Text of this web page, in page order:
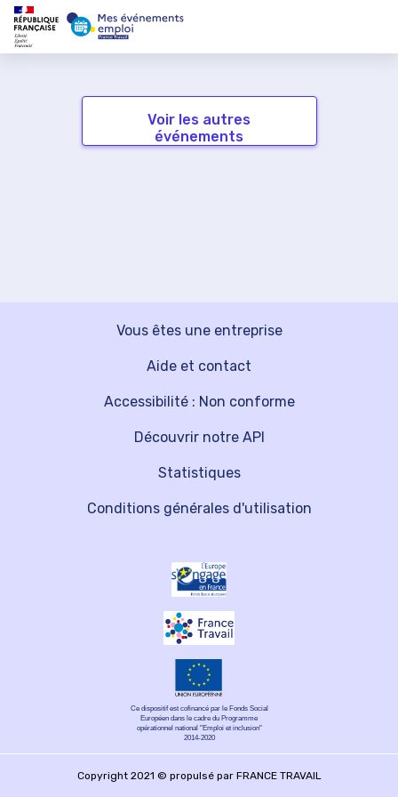
Voir les autres
événements
Vous êtes une entreprise
Découvrir notre API
Aide et contact
Statistiques
Accessibilité : Non conforme
Conditions générales d'utilisation
Ce dispositif est cofinancé par le Fonds Social
Européen dans le cadre du Programme
opérationnel national "Emploi et inclusion"
2014-2020
Copyright 2021 © propulsé par FRANCE TRAVAIL